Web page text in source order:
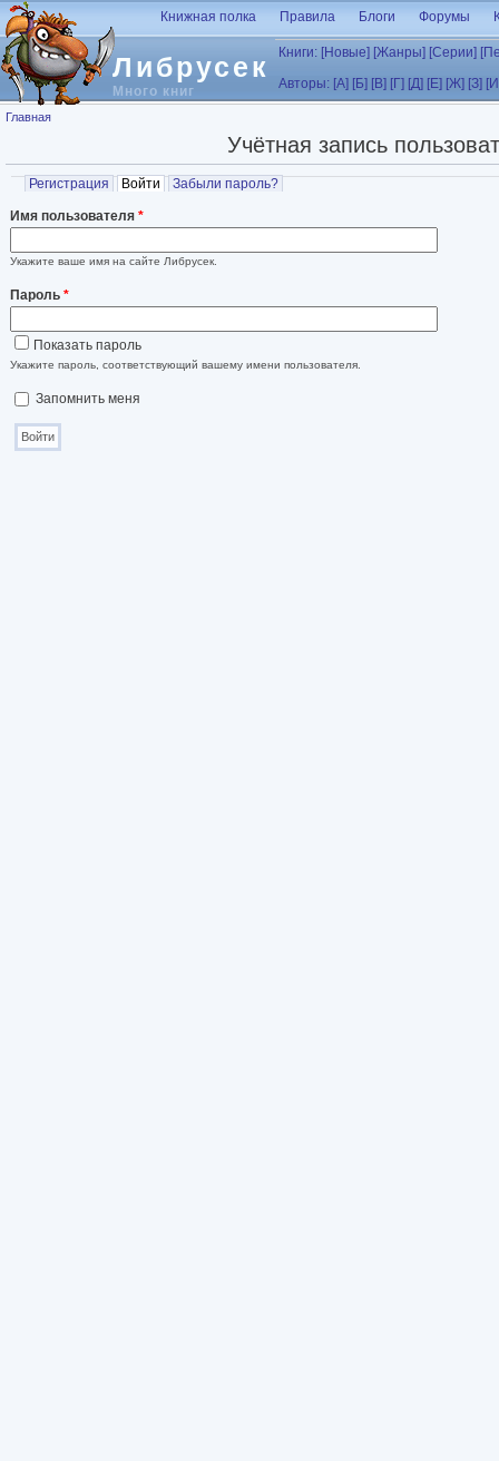
Перейти к основному содержанию
Либрусек
Много книг
Книжная полка Правила Блоги Форумы
Книги: [Новые] [Жанры] [Серии]
Авторы: [А] [Б] [В] [Г] [Д] [Е] [Ж] [З]
Вы здесь
Главная
Учётная запись
Главные вкладки
Регистрация Войти (активная вкладка)
Забыли пароль?
Имя пользователя *
Укажите ваше имя на сайте Либрусек.
Пароль *
Показать пароль
Укажите пароль, соответствующий вашему имени пользователя.
Запомнить меня